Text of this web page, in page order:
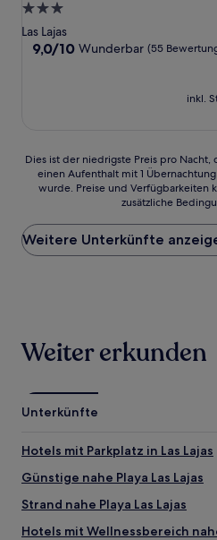
3.0-
Sterne-
Unterkunft
Las Lajas
9.0
9,0/10 Wunderbar (55
inkl.
Dies
der
Preis
pro
Nacht,
für
1 Übernachtung
2 Erwachsenen
wurde.
Preise
und
Verfügbarkeiten
Dies ist der niedrigste Preis pro
einen Aufenthalt mit 1
wurde. Preise und Verfügbarkeiten
zusätzliche
Weitere Unterkünfte
Weiter erkunden
Unterkünfte
Hotels mit Parkplatz in Las Lajas
Günstige nahe Playa Las Lajas
Strand nahe Playa Las Lajas
Hotels mit Wellnessbereich